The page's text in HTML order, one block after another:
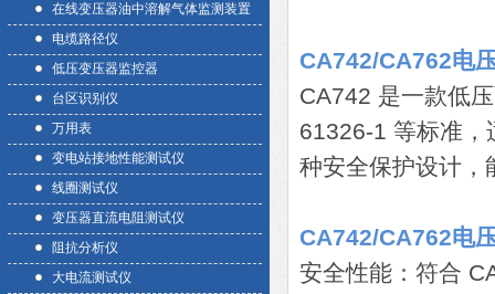
在线变压器油中溶解气体监测装置
电缆路径仪
低压变压器监控器
台区识别仪
万用表
变电站接地性能测试仪
线圈测试仪
变压器直流电阻测试仪
阻抗分析仪
大电流测试仪
CA742/CA762电
CA742 是一款低
61326-1 等标准，
种安全保护设计，
CA742/CA762电
安全性能：符合